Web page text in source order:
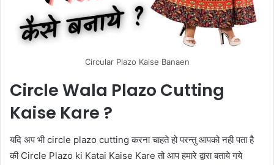
Circular Plazo Kaise Banaen
Circle Wala Plazo Cutting
Kaise Kare ?
यदि अप भी circle plazo cutting करना चाहते हो परन्तु आपको नही पता है
की Circle Plazo ki Katai Kaise Kare तो आप हमारे द्वारा बताये गये